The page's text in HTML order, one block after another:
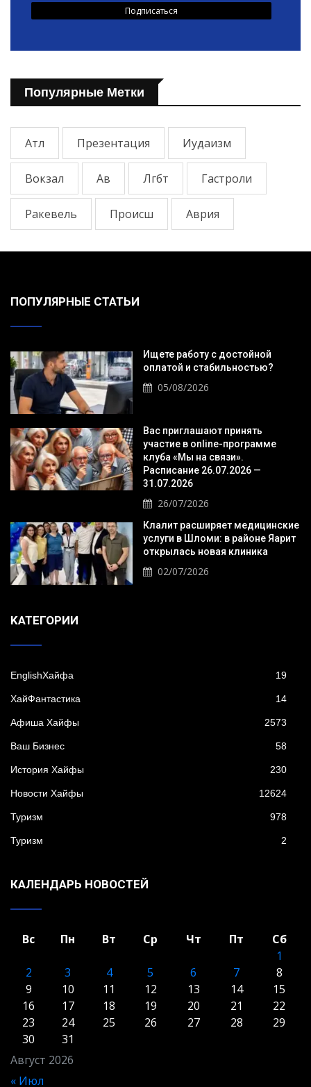
Популярные Метки
Атл Презентация Иудаизм
Вокзал Ав Лгбт Гастроли
Ракевель Происш Аврия
ПОПУЛЯРНЫЕ СТАТЬИ
Ищете работу с достойной
оплатой и стабильностью?
05/08/2026
Вас приглашают принять
участие в online-программе
клуба «Мы на связи».
Расписание 26.07.2026 —
31.07.2026
26/07/2026
Клалит расширяет медицинские
услуги в Шломи: в районе Яарит
открылась новая клиника
02/07/2026
KАТЕГОРИИ
EnglishХайфа 19
XайФантастика 14
Афиша Хайфы 2573
Ваш Бизнес 58
История Хайфы 230
Новости Хайфы 12624
Туризм 978
Туризм 2
КАЛЕНДАРЬ НОВОСТЕЙ
Август 2026
Вс Пн Вт Ср Чт Пт
Сб
1
2
3 4 5 6 7
8
9
10 11 12 13 14
15
16
17 18 19 20 21
22
23
24 25 26 27 28
29
30
31
« Июл